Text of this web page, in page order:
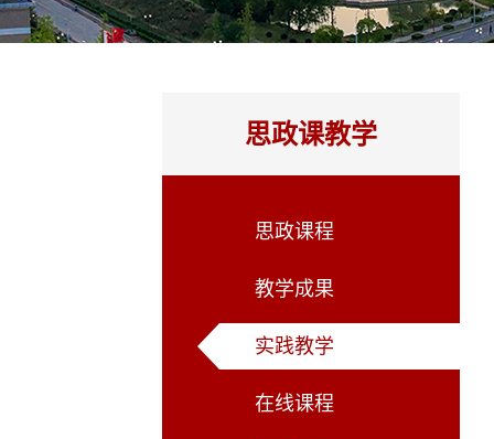
思政课教学
思政课程
教学成果
实践教学
在线课程